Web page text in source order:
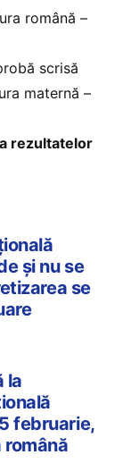
română –
scrisă
maternă –
rezultatelor
și nu se
se
la
februarie,
română